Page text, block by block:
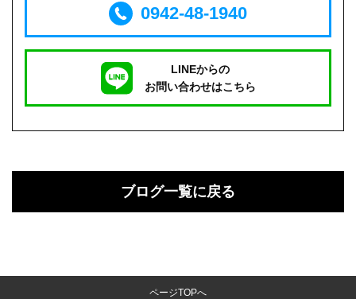
0942-48-1940
LINEからの
お問い合わせはこちら
ブログ一覧に戻る
ページTOPへ